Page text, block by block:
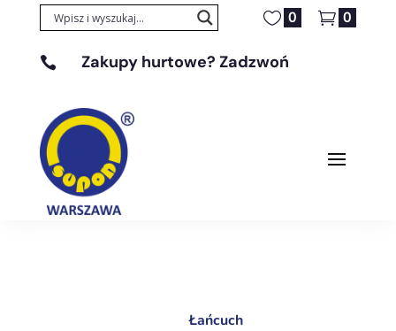
0 0
 Zakupy hurtowe? Zadzwoń
Łańcuch